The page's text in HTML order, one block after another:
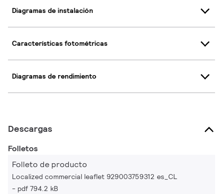
Diagramas de instalación
Características fotométricas
Diagramas de rendimiento
Descargas
Folletos
Folleto de producto
Localized commercial leaflet 929003759312 es_CL
pdf 794.2 kB